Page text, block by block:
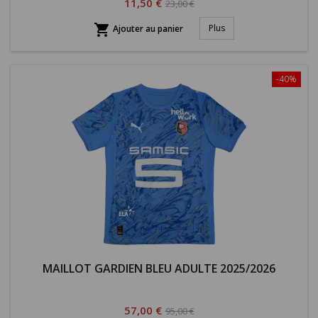
11,50 €
habituel
23,00 €
 Ajouter au panier Plus
-40%
MAILLOT GARDIEN BLEU ADULTE 2025/2026
Prix
57,00 € Prix
95,00 €